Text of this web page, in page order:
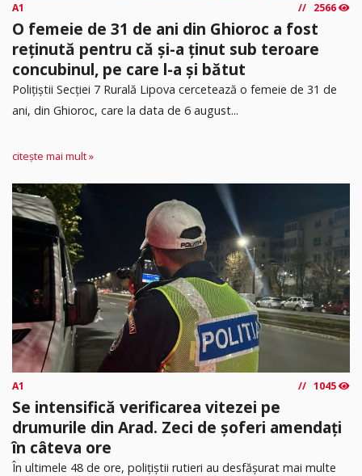
A1 2566
O femeie de 31 de ani din Ghioroc a fost
reținută pentru că și-a ținut sub teroare
concubinul, pe care l-a și bătut
​Polițiștii Secției 7 Rurală Lipova cercetează o femeie de 31 de
ani, din Ghioroc, care la data de 6 august...
citește mai mult »
A1 1045
Se intensifică verificarea vitezei pe
drumurile din Arad. Zeci de șoferi amendați
în câteva ore
În ultimele 48 de ore, polițiștii rutieri au desfășurat mai multe